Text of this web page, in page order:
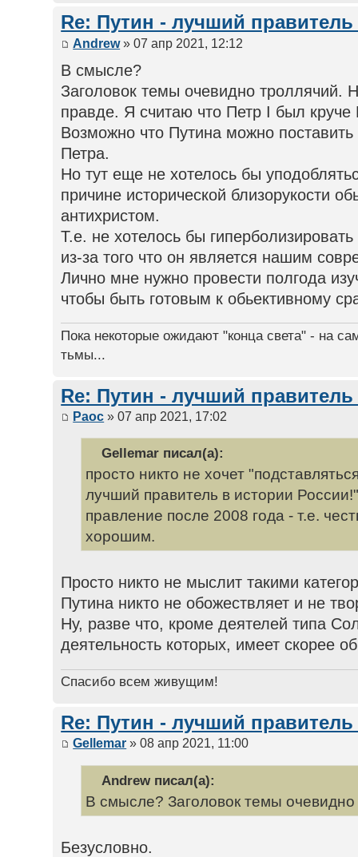
Re: Путин - лучший
Andrew» 07 апр 2021, 12:12
В смысле?
Заголовок темы очевидно троллячий.
правде. Я считаю что Петр I был круче
Возможно что Путина можно
Петра.
Но тут еще не хотелось бы
причине исторической близорукости
антихристом.
Т.е. не хотелось бы
из-за того что он является нашим
Лично мне нужно провести полгода
чтобы быть готовым к обьективному
Пока некоторые ожидают "конца света" - на
тьмы...
Re: Путин - лучший
Раос » 07 апр 2021, 17:02
Gellemar писал(а):
просто никто не хочет
лучший правитель в истории
правление после 2008 года - т.е.
хорошим.
Просто никто не мыслит такими
Путина никто не обожествляет и не
Ну, разве что, кроме деятелей типа
деятельность которых, имеет скорее
Спасибо всем живущим!
Re: Путин - лучший
Gellemar » 08 апр 2021, 11:00
Andrew писал(а):
В смысле? Заголовок темы очевидно
Безусловно.